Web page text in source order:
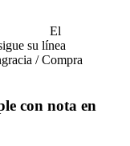
El
su línea
/ Compra
con nota en